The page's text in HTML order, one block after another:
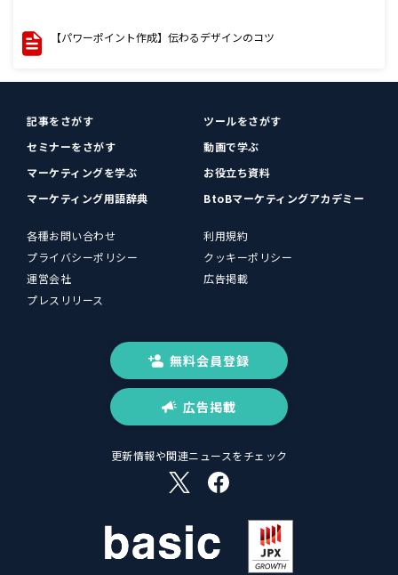
【パワーポイント作成】伝わるデザインのコツ
記事をさがす
ツールをさがす
セミナーをさがす
動画で学ぶ
マーケティングを学ぶ
お役立ち資料
マーケティング用語辞典
BtoBマーケティングアカデミー
各種お問い合わせ
利用規約
プライバシーポリシー
クッキーポリシー
運営会社
広告掲載
プレスリリース
無料会員登録
広告掲載
更新情報や関連ニュースをチェック